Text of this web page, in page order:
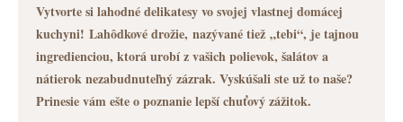
Vytvorte si lahodné delikatesy vo svojej vlastnej domácej
kuchyni! Lahôdkové drožie, nazývané tiež „tebi“, je tajnou
ingredienciou, ktorá urobí z vašich polievok, šalátov a
nátierok nezabudnuteľný zázrak. Vyskúšali ste už to naše?
Prinesie vám ešte o poznanie lepší chuťový zážitok.